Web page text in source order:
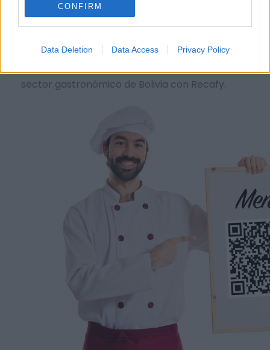
CONFIRM
Data Deletion Data Access Privacy Policy
trabajo en tu negocio o empresa para que
apoyo que merecen. Llega la transformación
sector gastronómico de Bolivia con Recafy.